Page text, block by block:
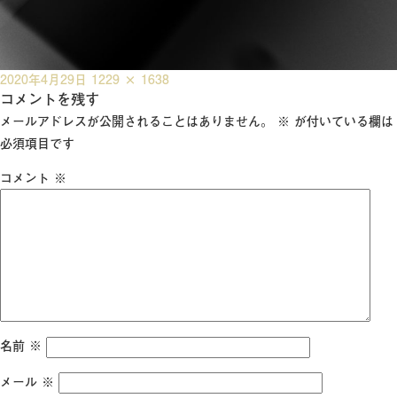
投
稿
日:
2020年4月29日 フ
ル
サ
1229 × 1638
コメントを残す
メールアドレスが公開されることはありません。 ※ が付いている欄は
必須項目です
コメント ※
名前 ※
メール ※